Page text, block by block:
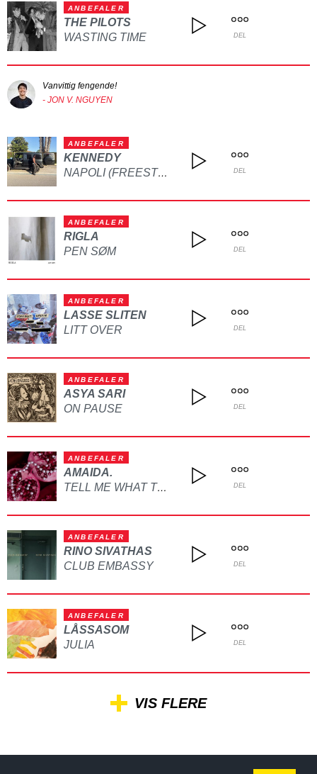
ANBEFALER
THE PILOTS
WASTING TIME
DEL
Vanvittig fengende!
- JON V. NGUYEN
ANBEFALER
KENNEDY
NAPOLI (FREESTYLE) DEL
ANBEFALER
RIGLA
PEN SØM
DEL
ANBEFALER
LASSE SLITEN
LITT OVER
DEL
ANBEFALER
ASYA SARI
ON PAUSE
DEL
ANBEFALER
AMAIDA.
TELL ME WHAT TO DO DEL
ANBEFALER
RINO SIVATHAS
CLUB EMBASSY
DEL
ANBEFALER
LÅSSASOM
JULIA
DEL
VIS FLERE